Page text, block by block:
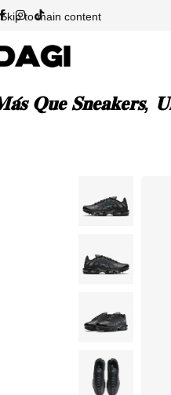
Skip to main content
𝐐𝐮𝐞 𝐒𝐧𝐞𝐚𝐤𝐞𝐫𝐬,